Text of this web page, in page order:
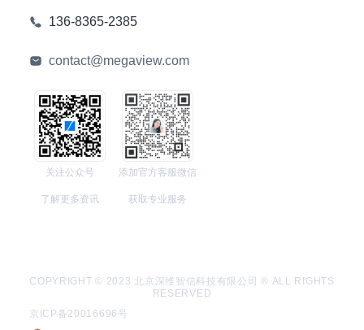
136-8365-2385
contact@megaview.com
关注公众号
了解更多资讯
添加官方客服微信
获取专业服务
COPYRIGHT © 2023 北京深维智信科技有限公司 ® ALL RIGHTS
RESERVED
京ICP备20016696号